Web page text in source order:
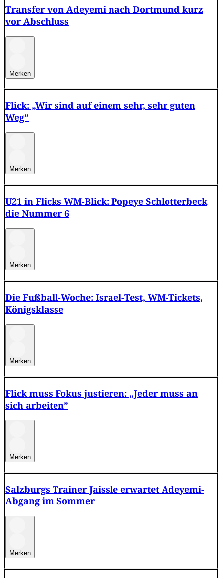
Transfer von Adeyemi nach Dortmund kurz
vor Abschluss
Merken
Flick: „Wir sind auf einem sehr, sehr guten
Weg”
Merken
U21 in Flicks WM-Blick: Popeye Schlotterbeck
die Nummer 6
Merken
Die Fußball-Woche: Israel-Test, WM-Tickets,
Königsklasse
Merken
Flick muss Fokus justieren: „Jeder muss an
sich arbeiten”
Merken
Salzburgs Trainer Jaissle erwartet Adeyemi-
Abgang im Sommer
Merken